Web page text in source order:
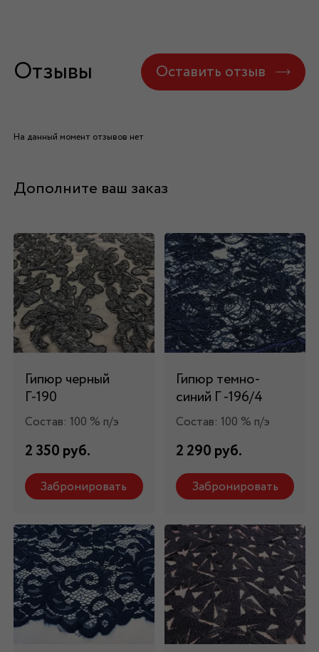
Отзывы Оставить отзыв
На данный момент отзывов нет
Дополните ваш заказ
Гипюр черный
Г-190
Состав: 100 % п/э
2 350 руб.
Забронировать
Гипюр темно-
синий Г -196/4
Состав: 100 % п/э
2 290 руб.
Забронировать